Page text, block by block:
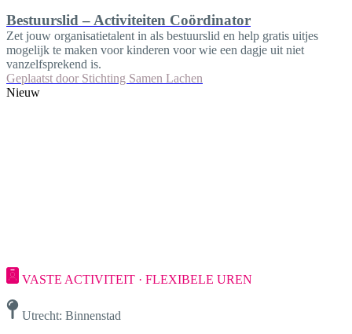
Bestuurslid – Activiteiten Coördinator
Zet jouw organisatietalent in als bestuurslid en help gratis uitjes
mogelijk te maken voor kinderen voor wie een dagje uit niet
vanzelfsprekend is.
Geplaatst door Stichting Samen Lachen
Nieuw
VASTE ACTIVITEIT · FLEXIBELE UREN
Utrecht: Binnenstad